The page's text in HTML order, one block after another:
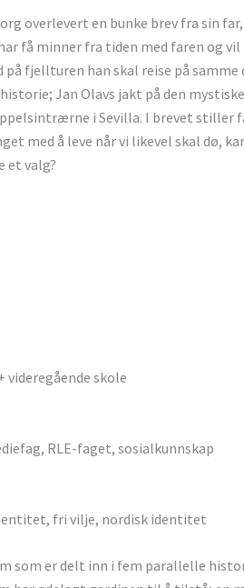
overlevert en bunke brev fra sin
få minner fra tiden med faren og
på fjellturen han skal reise på
Jan Olavs jakt på den
i Sevilla. I brevet stiller
med å leve når vi likevel skal dø,
et valg?
videregående skole
RLE-faget, sosialkunnskap
fri vilje, nordisk identitet
som er delt inn i fem parallelle